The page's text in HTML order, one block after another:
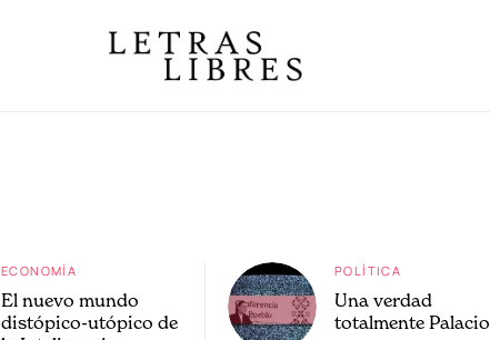
ECONOMÍA
El nuevo mundo
distópico-utópico de
POLÍTICA
Una verdad
totalmente Palacio